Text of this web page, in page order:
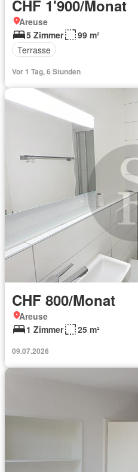
CHF 1'900/Monat
Areuse
5 Zimmer
99 m²
Terrasse
Vor 1 Tag, 6 Stunden
CHF 800/Monat
Areuse
1 Zimmer
25 m²
09.07.2026